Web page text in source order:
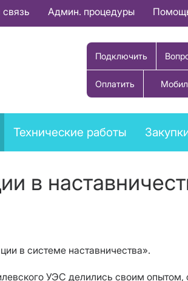
Админ. процедуры
Подключить
Оплатить
Технические работы
в
в системе наставничества».
УЭС делились своим